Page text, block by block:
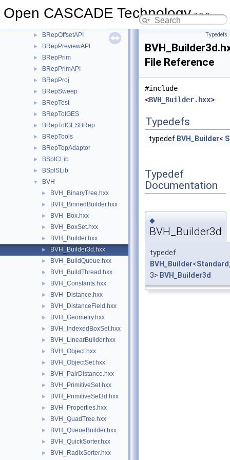
Open CASCADE Technology7.9.0
► BRepMeshData
► BRepOffsetAPI
► BRepPreviewAPI
► BRepPrim
► BRepPrimAPI
► BRepProj
► BRepSweep
► BRepTest
► BRepToIGES
► BRepToIGESBRep
► BRepTools
► BRepTopAdaptor
► BSplCLib
► BSplSLib
▼ BVH
► BVH_BinaryTree.hxx
► BVH_BinnedBuilder.hxx
► BVH_Box.hxx
► BVH_BoxSet.hxx
► BVH_Builder.hxx
► BVH_Builder3d.hxx
► BVH_BuildQueue.hxx
► BVH_BuildThread.hxx
► BVH_Constants.hxx
► BVH_Distance.hxx
► BVH_DistanceField.hxx
► BVH_Geometry.hxx
► BVH_IndexedBoxSet.hxx
► BVH_LinearBuilder.hxx
► BVH_Object.hxx
► BVH_ObjectSet.hxx
► BVH_PairDistance.hxx
► BVH_PrimitiveSet.hxx
► BVH_PrimitiveSet3d.hxx
► BVH_Properties.hxx
► BVH_QuadTree.hxx
► BVH_QueueBuilder.hxx
► BVH_QuickSorter.hxx
► BVH_RadixSorter.hxx
Typedefs
File Reference
#include
<BVH_Builder.hxx>
Typedefs
typedef BVH_Builder<
Typedef
Documentation
◆
BVH_Builder3d
typedef
BVH_Builder<
3> BVH_Builder3d